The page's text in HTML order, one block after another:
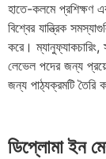
হাতে-কলমে প্রশিক্ষণ
বিশ্বের যান্ত্রিক
করে। ম্যানুফ্যাকচারিং,
লেভেল পদের জন্য
জন্য পাঠ্যক্রমটি তৈরি
ডিপ্লোমা ইন